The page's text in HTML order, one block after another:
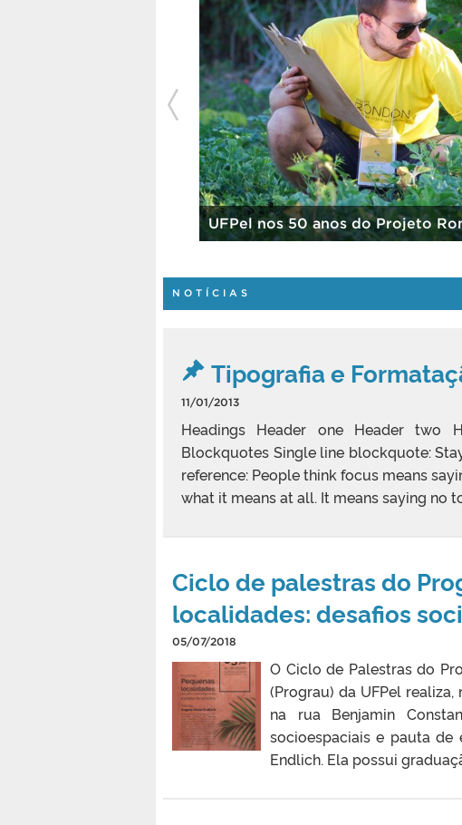
Há 129 anos, Estação registra o
em benefício do ensino e da
NOTÍCIAS
Tipografia e
11/01/2013
Headings Header one Header two
Blockquotes Single line blockquote:
reference: People think focus means
what it means at all. It means saying no
Ciclo de palestras do
localidades: desafios
05/07/2018
O Ciclo de Palestras do
(Prograu) da UFPel
na rua Benjamin
socioespaciais e pauta de
Endlich. Ela possui